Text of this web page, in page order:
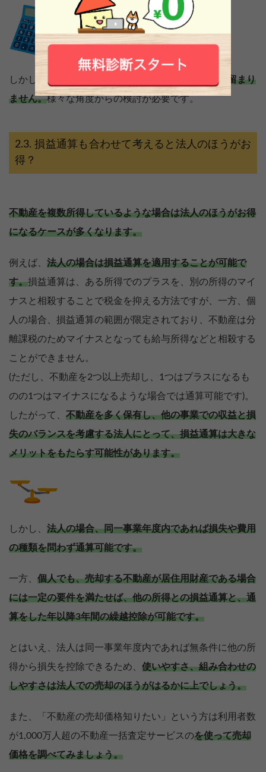
しかし、
実際にどちらが有利かは税率だけの問題に留まり
ません。様々な角度からの検討が必要です。
損益通算も合わせて考えると法人のほうがお
得？
不動産を複数所得しているような場合は法人のほうがお得
になるケースが多くなります。
例えば、 法人の場合は損益通算を適用することが可能で
す。損益通算は、ある所得でのプラスを、別の所得のマイ
ナスと相殺することで税金を抑える方法ですが、一方、個
人の場合、損益通算の範囲が限定されており、不動産は分
離課税のためマイナスとなっても給与所得などと相殺する
ことができません。
(ただし、不動産を2つ以上売却し、1つはプラスになるも
のの1つはマイナスになるような場合では通算可能です)。
したがって、 不動産を多く保有し、他の事業での収益と損
失のバランスを考慮する法人にとって、損益通算は大きな
メリットをもたらす可能性があります。
しかし、 法人の場合、同一事業年度内であれば損失や費用
の種類を問わず通算可能です。
一方、 個人でも、売却する不動産が居住用財産である場合
には一定の要件を満たせば、他の所得との損益通算と、通
算をした年以降3年間の繰越控除が可能です。
とはいえ、法人は同一事業年度内であれば無条件に他の所
得から損失を控除できるため、 使いやすさ、組み合わせの
しやすさは法人での売却のほうがはるかに上でしょう。
また、「不動産の売却価格知りたい」という方は利用者数
が1,000万人超の不動産一括査定サービスのを使って売却
価格を調べてみましょう。